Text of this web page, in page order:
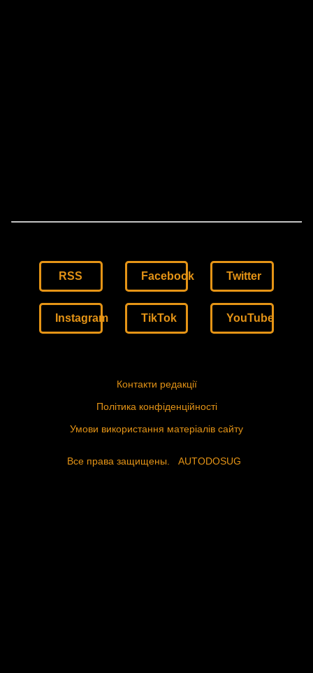
RSS Facebook Twitter
Instagram TikTok YouTube
Контакти редакції
Політика конфіденційності
Умови використання матеріалів сайту
Все права защищены. AUTODOSUG